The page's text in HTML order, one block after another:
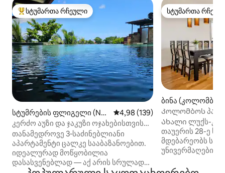
სტუმართა რჩეული მოწინავე ვარიანტი
სტუმართა რჩეული
სტუმრების ფლიგელი (Nu
gegoda)
საშუალო შეფასებაა 5‑დან
4,98 (139)
კერძო აუზი და ჯაკუზი ოჯახებისთვის
შესაფერისი საცხოვრებელი
თანამედროვე 3‑საძინებლიანი
აპარტამენტი ცალკე სააბაზანოებით.
იდეალურად მოწყობილია
დასასვენებლად — აქ არის სრულად
სტუმართა
სტუმართა
ბინა (კოლომბო)
Კოლომბოს
Ახალი ლუქს-
თაუერის 28-ე
მდებარეობს
უნივერმაღები
პარკის ხედები.